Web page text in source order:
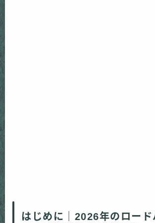
はじめに｜2026年のロード